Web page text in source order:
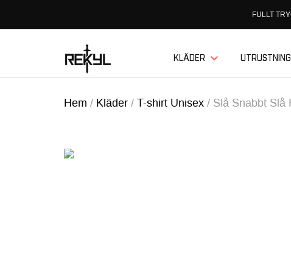
FULLT
KLÄDER UTRUSTNING
Hem / Kläder / T-shirt Unisex / Slå Snabbt Slå